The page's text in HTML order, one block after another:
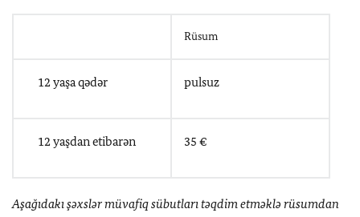
Rüsum
12 yaşa qədər pulsuz
12 yaşdan etibarən 35 €
Aşağıdakı şəxslər müvafiq sübutları təqdim etməklə rüsumdan